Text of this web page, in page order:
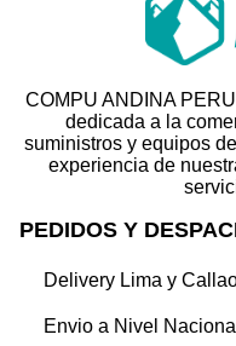
COMPU ANDINA
dedicada a la
suministros y equipos
experiencia de
PEDIDOS Y
Delivery Lima y
Envio a Nivel Nacional